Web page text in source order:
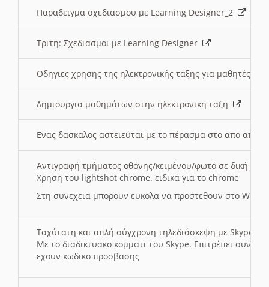
Παραδειγμα σχεδιασμου με Learning Designer_2
Τριτη: Σχεδιασμοι με Learning Designer
Οδηγιες χρησης της ηλεκτρονικής τάξης για μαθητές
Δημιουργια μαθημάτων στην ηλεκτρονικη ταξη
Ενας δασκαλος αστειεύται με το πέρασμα στο απο
Αντιγραφή τμήματος οθόνης/κειμένου/φωτό σε δική
Χρηση του lightshot chrome. ειδικά για το chrome
Στη συνεχεια μπορουν ευκολα να προστεθουν στο Word
Ταχύτατη και απλή σύγχρονη τηλεδιάσκεψη με Skype
Με το διαδικτυακο κομματι του Skype. Επιτρέπει
εχουν κωδικο προσβασης